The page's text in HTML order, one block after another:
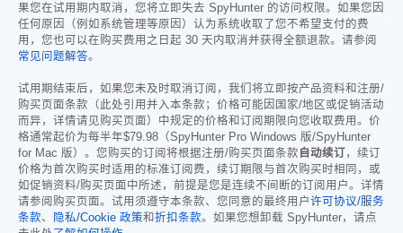
果您在试用期内取消，您将立即失去 SpyHunter 的访问权限。如果您因
任何原因（例如系统管理等原因）认为系统收取了您不希望支付的费
用，您也可以在购买费用之日起 30 天内取消并获得全额退款。请参阅
常见问题解答。
试用期结束后，如果您未及时取消订阅，我们将立即按产品资料和注册/
购买页面条款（此处引用并入本条款；价格可能因国家/地区或促销活动
而异，详情请见购买页面）中规定的价格和订阅期限向您收取费用。价
格通常起价为每半年$79.98 （SpyHunter Pro Windows 版/SpyHunter
for Mac 版）。您购买的订阅将根据注册/购买页面条款 自动续订 ，续订
价格为首次购买时适用的标准订阅费，续订期限与首次购买时相同，或
如促销资料/购买页面中所述，前提是您是连续不间断的订阅用户。详情
请参阅购买页面。试用须遵守本条款、您同意的最终用户许可协议/服务
条款、 隐私/Cookie 政策和折扣条款。如果您想卸载 SpyHunter，请点